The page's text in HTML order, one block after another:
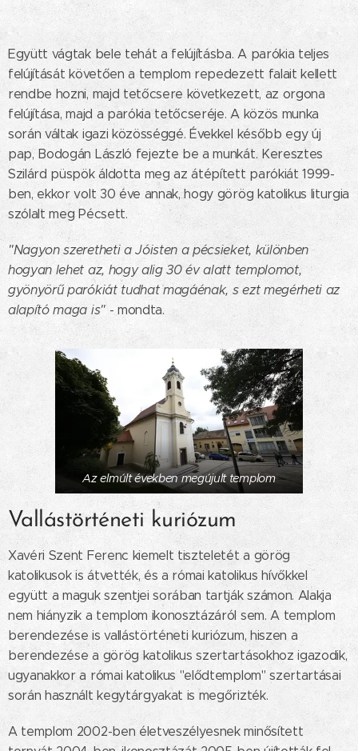
Együtt vágtak bele tehát a felújításba. A parókia teljes
felújítását követően a templom repedezett falait kellett
rendbe hozni, majd tetőcsere következett, az orgona
felújítása, majd a parókia tetőcseréje. A közös munka
során váltak igazi közösséggé. Évekkel később egy új
pap, Bodogán László fejezte be a munkát. Keresztes
Szilárd püspök áldotta meg az átépített parókiát 1999-
ben, ekkor volt 30 éve annak, hogy görög katolikus liturgia
szólalt meg Pécsett.
"Nagyon szeretheti a Jóisten a pécsieket, különben
hogyan lehet az, hogy alig 30 év alatt templomot,
gyönyörű parókiát tudhat magáénak, s ezt megérheti az
alapító maga is"- mondta.
Az elmúlt években megújult templom
Vallástörténeti kuriózum
Xavéri Szent Ferenc kiemelt tiszteletét a görög
katolikusok is átvették, és a római katolikus hívőkkel
együtt a maguk szentjei sorában tartják számon. Alakja
nem hiányzik a templom ikonosztázáról sem. A templom
berendezése is vallástörténeti kuriózum, hiszen a
berendezése a görög katolikus szertartásokhoz igazodik,
ugyanakkor a római katolikus "elődtemplom" szertartásai
során használt kegytárgyakat is megőrizték.
A templom 2002-ben életveszélyesnek minősített